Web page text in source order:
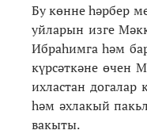
Бу көнне һәрбер
уйларын изге
Ибраһимга һәм
күрсәткәне өчен
ихластан
һәм әхлакый
вакыты.